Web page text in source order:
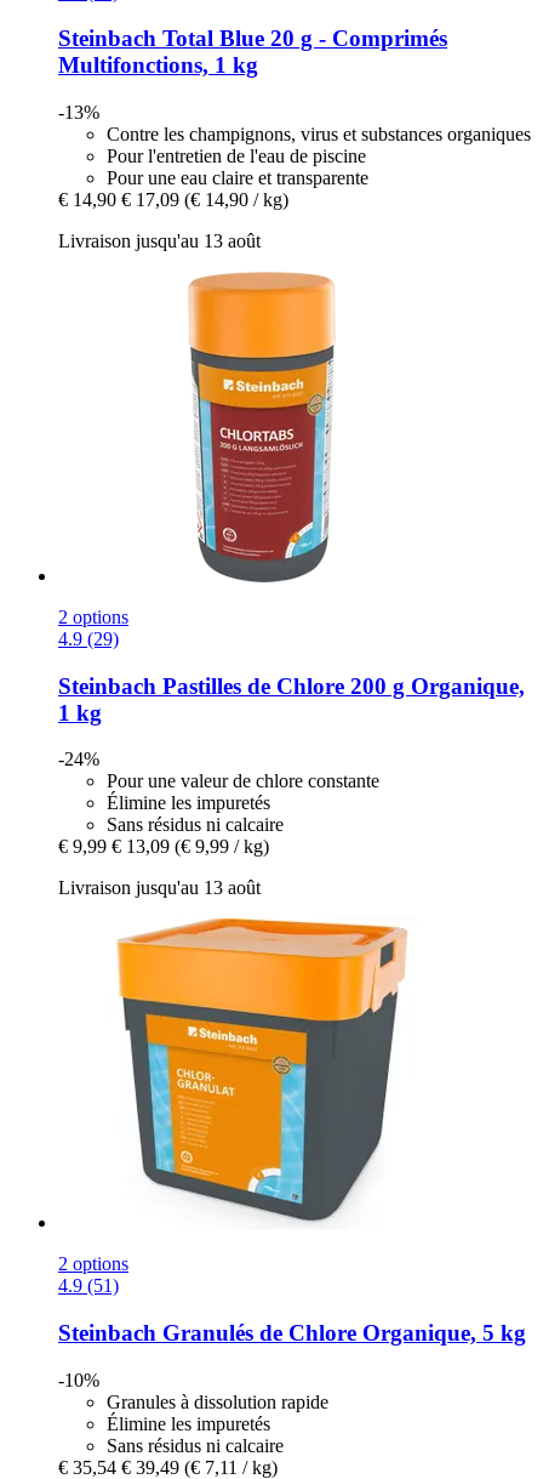
Steinbach Total Blue 20 g -​ Comprimés
Multifonctions, 1 kg
-13%
Contre les champignons, virus et substances organiques
Pour l'entretien de l'eau de piscine
Pour une eau claire et transparente
€ 14,90 € 17,09 (€ 14,90 / kg)
Livraison jusqu'au 13 août
2 options
4.9 (29)
Steinbach Pastilles de Chlore 200 g Organique,
1 kg
-24%
Pour une valeur de chlore constante
Élimine les impuretés
Sans résidus ni calcaire
€ 9,99 € 13,09 (€ 9,99 / kg)
Livraison jusqu'au 13 août
2 options
4.9 (51)
Steinbach Granulés de Chlore Organique, 5 kg
-10%
Granules à dissolution rapide
Élimine les impuretés
Sans résidus ni calcaire
€ 35,54 € 39,49 (€ 7,11 / kg)